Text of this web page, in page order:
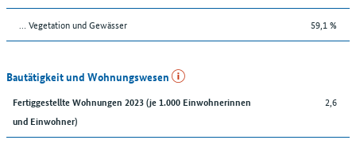
… Vegetation und Gewässer 59,1 %
Bautätigkeit und Wohnungswesen
Fertiggestellte Wohnungen 2023 (je 1.000 Einwohnerinnen
und Einwohner)
2,6